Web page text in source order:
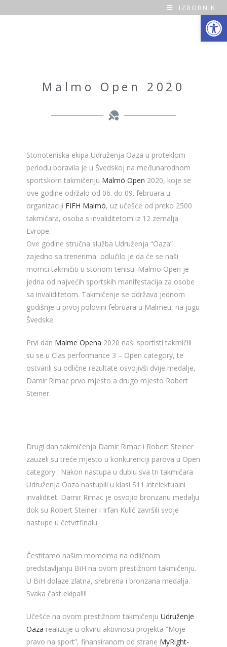
Open toolbar
O
IZBORNIK
Malmo Open 2020
Stonoteniska ekipa Udruženja Oaza u proteklom
periodu boravila je u Švedskoj na međunarodnom
sportskom takmičenju Malmö Open 2020, koje se
ove godine održalo od 06. do 09. februara u
organizaciji FIFH Malmö, uz učešće od preko 2500
takmičara, osoba s invaliditetom iz 12 zemalja
Evrope.
Ove godine stručna služba Udruženja “Oaza”
zajedno sa trenerima odlučilo je da će se naši
momci takmičiti u stonom tenisu. Malmo Open je
jedna od najvećih sportskih manifestacija za osobe
sa invaliditetom. Takmičenje se održava jednom
godišnje u prvoj polovini februara u Malmeu, na jugu
Švedske.
Prvi dan Malme Opena 2020 naši sportisti takmičili
su se u Clas performance 3 – Open category, te
ostvarili su odlične rezultate osvojivši dvije medalje,
Damir Rimac prvo mjesto a drugo mjesto Robert
Steiner.
Drugi dan takmičenja Damir Rimac i Robert Steiner
zauzeli su treće mjesto u konkurenciji parova u Open
category . Nakon nastupa u dublu sva tri takmičara
Udruženja Oaza nastupili u klasi S11 intelektualni
invaliditet. Damir Rimac je osvojio bronzanu medalju
dok su Robert Steiner i Irfan Kulić završili svoje
nastupe u četvrtfinalu.
Čestitamo našim momcima na odličnom
predstavljanju BiH na ovom prestižnom takmičenju.
U BiH dolaze zlatna, srebrena i bronzana medalja.
Svaka čast ekipa!!!!
Učešće na ovom prestižnom takmičenjuUdruženje
Oaza realizuje u okviru aktivnosti projekta “Moje
pravo na sport”, finansiranom od strane MyRight-